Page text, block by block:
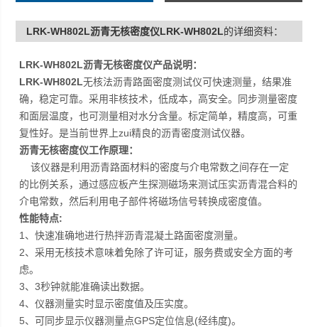
LRK-WH802L沥青无核密度仪LRK-WH802L的详细资料：
LRK-WH802L沥青无核密度仪产品说明：
LRK-WH802L无核法沥青路面密度测试仪可快速测量，结果准
确，稳定可靠。采用非核技术，低成本，高安全。同步测量密度
和面层温度，也可测量相对水分含量。标定简单，精度高，可重
复性好。是当前世界上zui精良的沥青密度测试仪器。
沥青无核密度仪工作原理：
该仪器是利用沥青路面材料的密度与介电常数之间存在一定
的比例关系，通过感应板产生探测磁场来测试压实沥青混合料的
介电常数，然后利用电子部件将磁场信号转换成密度值。
性能特点:
1、快速准确地进行热拌沥青混凝土路面密度测量。
2、采用无核技术意味着免除了许可证，服务费或安全方面的考
虑。
3、3秒钟就能准确读出数据。
4、仪器测量实时显示密度值及压实度。
5、可同步显示仪器测量点GPS定位信息(经纬度)。